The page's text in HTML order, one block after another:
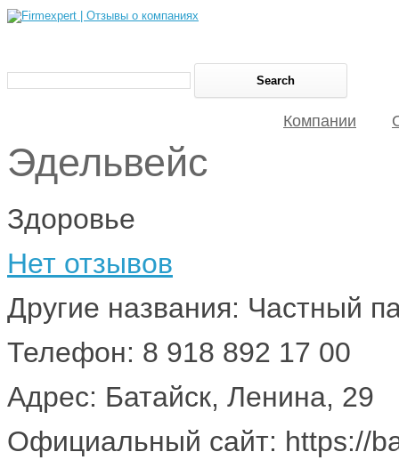
Компании
Эдельвейс
Здоровье
Нет отзывов
Другие названия: Частный
Телефон: 8 918 892 17 00
Адрес: Батайск, Ленина, 29
Официальный сайт: https://